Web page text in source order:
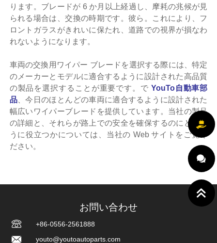
ります。ブレードが 6 か月以上経過し、摩耗の兆候が見
られる場合は、交換の時期です。彼ら。これにより、フ
ロントガラスがきれいに保たれ、道路での視界が損なわ
れないようになります。
車両の交換用ワイパー ブレードを選択する際には、特定
のメーカーとモデルに適合するように設計された高品質
の製品を選択することが重要です。で YouTo自動車部
品 、今日のほとんどの車両に適合するように設計された
幅広いワイパーブレードを提供しています。当社の製品
の詳細と、それらが路上での安全を確保するのにどのよ
うに役立つかについては、当社の Web サイトをご覧く
ださい。
お問い合わせ
+86-0556-2561888
youto@youtoautoparts.com